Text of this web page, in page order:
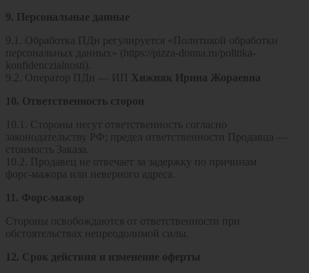
9. Персональные данные
9.1. Обработка ПДн регулируется «Политикой обработки
персональных данных» (https://pizza-donna.ru/politika-
konfidenczialnosti).
9.2. Оператор ПДн — ИП Хижняк Ирина Жораевна
10. Ответственность сторон
10.1. Стороны несут ответственность согласно
законодательству РФ; предел ответственности Продавца —
стоимость Заказа.
10.2. Продавец не отвечает за задержку по причинам
форс‑мажора или неверного адреса.
11. Форс‑мажор
Стороны освобождаются от ответственности при
обстоятельствах непреодолимой силы.
12. Срок действия и изменение оферты